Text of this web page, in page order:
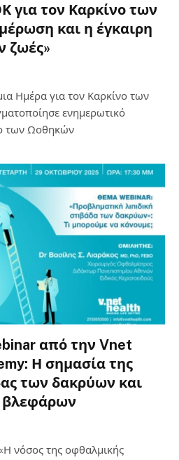
για τον Καρκίνο των
και η έγκαιρη
ζωές»
Ημέρα για τον Καρκίνο των
ενημερωτικό
των Ωοθηκών
από την Vnet
Η σημασία της
των δακρύων και
βλεφάρων
νόσος της οφθαλμικής